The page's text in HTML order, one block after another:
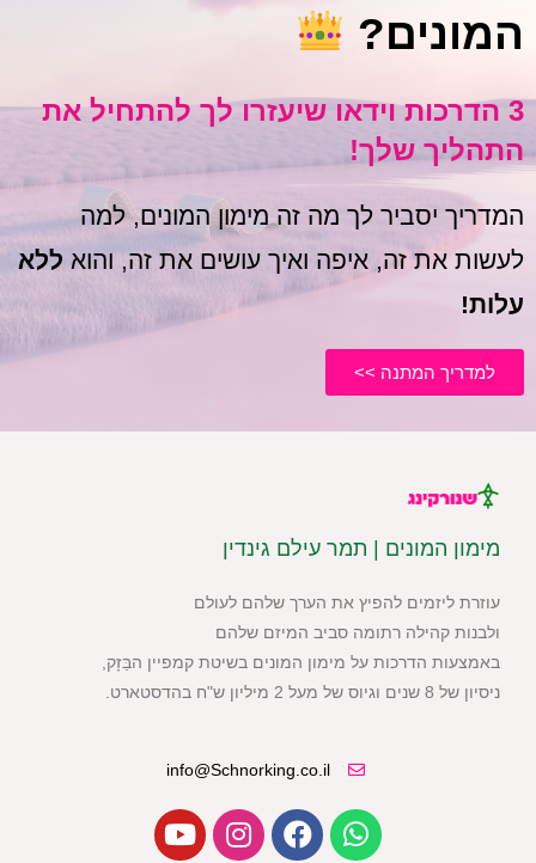
המונים?
3 הדרכות וידאו שיעזרו לך להתחיל את
התהליך שלך!
המדריך יסביר לך מה זה מימון המונים, למה
לעשות את זה, איפה ואיך עושים את זה, והוא ללא
עלות!
למדריך המתנה >>
מימון המונים | תמר עילם גינדין
עוזרת ליזמים להפיץ את הערך שלהם לעולם
ולבנות קהילה רתומה סביב המיזם שלהם
באמצעות הדרכות על מימון המונים בשיטת קמפיין הבַּזָק,
ניסיון של 8 שנים וגיוס של מעל 2 מיליון ש"ח בהדסטארט.
info@Schnorking.co.il